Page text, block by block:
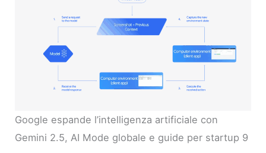
Google espande l’intelligenza artificiale con
Gemini 2.5, AI Mode globale e guide per startup 9